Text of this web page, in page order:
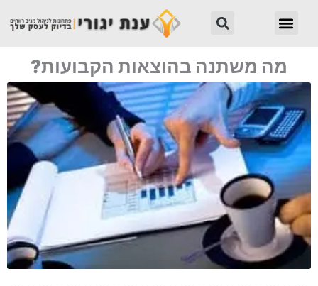
תפריט חיפוש
מה משתנה בהוצאות הקבועות?